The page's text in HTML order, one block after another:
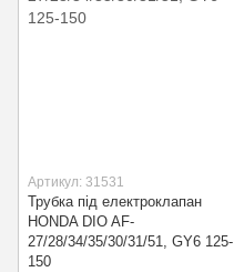
Артикул: 31531
Трубка під електроклапан
HONDA DIO AF-
27/28/34/35/30/31/51, GY6 125-
150